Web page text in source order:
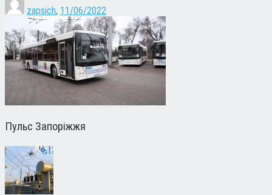
zapsich, 11/06/2022
Пульс Запоріжжя